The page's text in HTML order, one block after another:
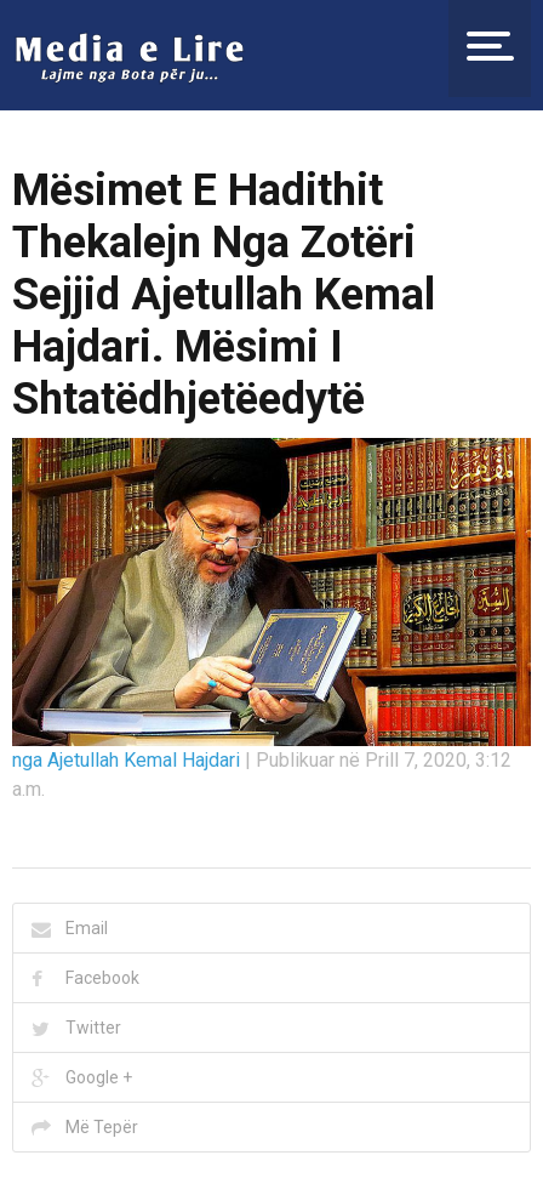
Mësimet E Hadithit
Thekalejn Nga Zotëri
Sejjid Ajetullah Kemal
Hajdari. Mësimi I
Shtatëdhjetëedytë
nga Ajetullah Kemal Hajdari | Publikuar në Prill 7, 2020, 3:12
a.m.
Email
Facebook
Twitter
Google +
Më Tepër